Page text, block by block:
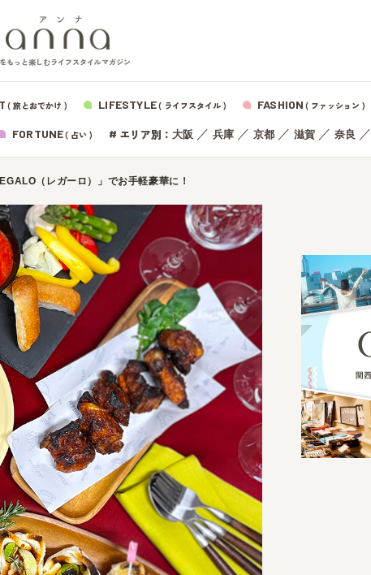
もっと楽しむライフスタイルマガジン
( 旅とおでかけ ) LIFESTYLE( ライフスタイル ) FASHION ( ファッション )
FORTUNE( 占い ) # エリア別： 大阪 ／ 兵庫／ 京都／ 滋賀／ 奈良 ／
（レガーロ）」でお手軽豪華に！